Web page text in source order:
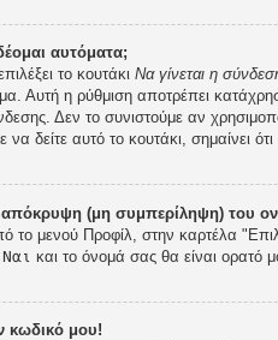
αυτόματα;
το κουτάκι Να γίνεται η
Αυτή η ρύθμιση αποτρέπει
Δεν το συνιστούμε αν
να δείτε αυτό το κουτάκι, σημαίνει
απόκρυψη (μη συμπερίληψη) του
το μενού Προφίλ, στην καρτέλα
Ναι και το όνομά σας θα είναι ορατό
κωδικό μου!